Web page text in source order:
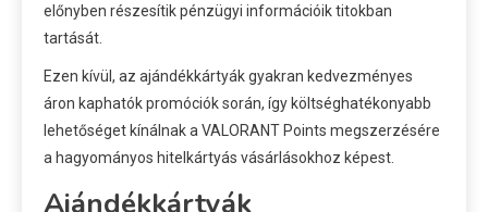
előnyben részesítik pénzügyi információik titokban
tartását.
Ezen kívül, az ajándékkártyák gyakran kedvezményes
áron kaphatók promóciók során, így költséghatékonyabb
lehetőséget kínálnak a VALORANT Points megszerzésére
a hagyományos hitelkártyás vásárlásokhoz képest.
Ajándékkártyák